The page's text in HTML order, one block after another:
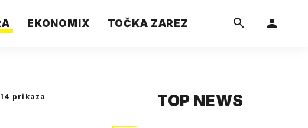
EKONOMIX TOČKA ZAREZ
prikaza TOP NEWS